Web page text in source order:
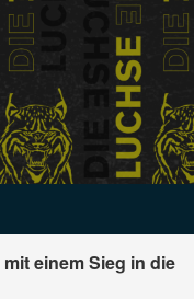
einem Sieg in die